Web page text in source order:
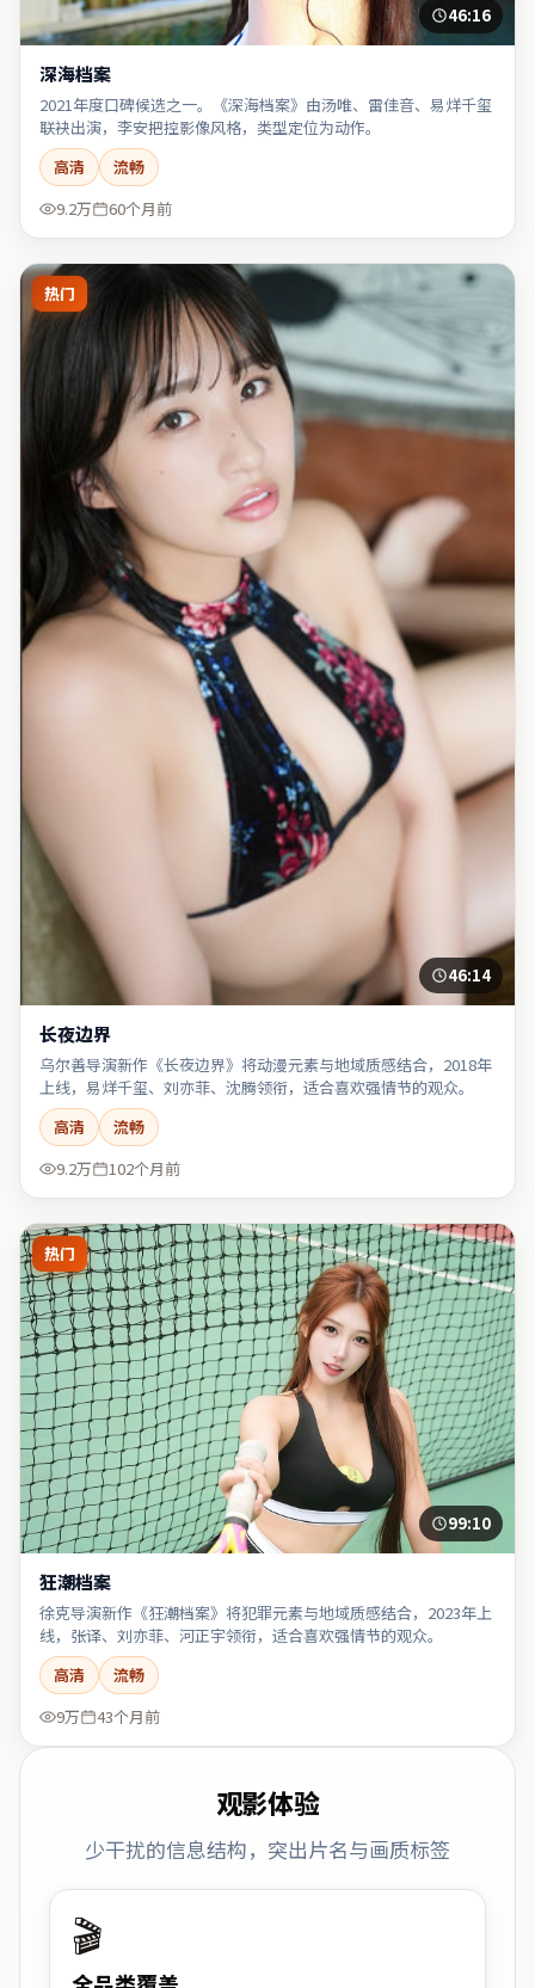
46:16
深海档案
2021年度口碑候选之一。《深海档案》由汤唯、雷佳音、易烊千玺
联袂出演，李安把控影像风格，类型定位为动作。
高清
流畅
9.2万
60个月前
热门
46:14
长夜边界
乌尔善导演新作《长夜边界》将动漫元素与地域质感结合，2018年
上线，易烊千玺、刘亦菲、沈腾领衔，适合喜欢强情节的观众。
高清
流畅
9.2万
102个月前
热门
99:10
狂潮档案
徐克导演新作《狂潮档案》将犯罪元素与地域质感结合，2023年上
线，张译、刘亦菲、河正宇领衔，适合喜欢强情节的观众。
高清
流畅
9万
43个月前
观影体验
少干扰的信息结构，突出片名与画质标签
🎬